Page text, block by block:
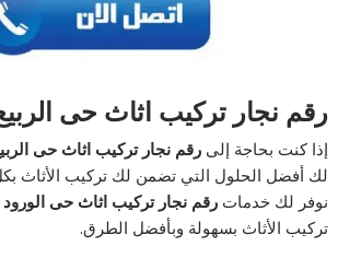
رقم نجار تركيب اثاث حى
إذا كنت بحاجة إلىرقم نجار تركيب اثاث حى
لك أفضل الحلول التي تضمن لك تركيب الأثاث
نوفر لك خدماترقم نجار تركيب اثاث حى
تركيب الأثاث بسهولة وبأفضل الطرق.